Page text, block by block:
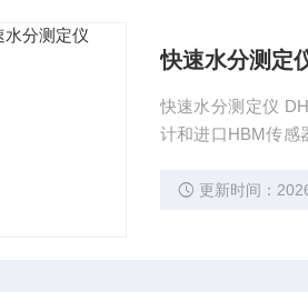
快速水分测定
快速水分测定仪 DH-
计和进口HBM传感器，使
更新时间：